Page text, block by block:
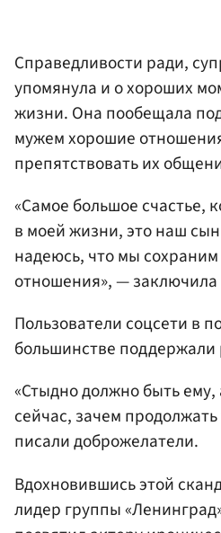
Справедливости ради,
упомянула и о хороших
жизни. Она пообещала
мужем хорошие
препятствовать их
«Самое большое счастье,
в моей жизни, это наш
надеюсь, что мы
отношения», — заключила
Пользователи соцсети в
большинстве
«Стыдно должно быть
сейчас, зачем
писали доброжелатели.
Вдохновившись этой
лидер группы